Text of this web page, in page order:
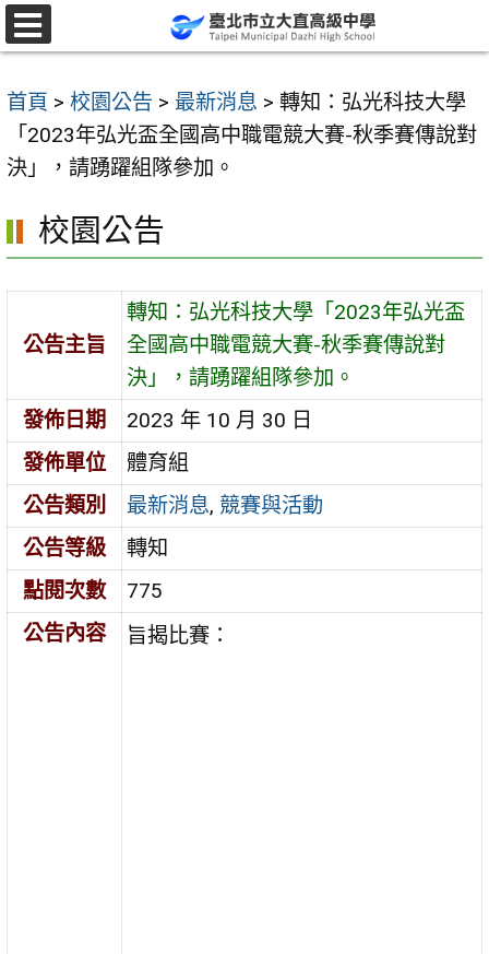
跳
至
要
容
首頁 > 校園公告 > 最新消息 > 轉知：弘光科技大學
「2023年弘光盃全國高中職電競大賽-秋季賽傳說對
決」，請踴躍組隊參加。
校園公告
公告主旨
轉知：弘光科技大學「2023年弘光盃
全國高中職電競大賽-秋季賽傳說對
決」，請踴躍組隊參加。
發佈日期
2023 年 10 月 30 日
發佈單位
體育組
公告類別
最新消息, 競賽與活動
公告等級
轉知
點閱次數
775
公告內容
旨揭比賽：
選
單